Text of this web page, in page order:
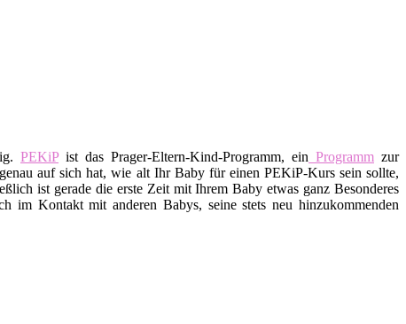
PEKiPist das Prager-Eltern-Kind-Programm, ein Programm zur
auf sich hat, wie alt Ihr Baby für einen PEKiP-Kurs sein sollte,
ist gerade die erste Zeit mit Ihrem Baby etwas ganz Besonderes
Kontakt mit anderen Babys, seine stets neu hinzukommenden